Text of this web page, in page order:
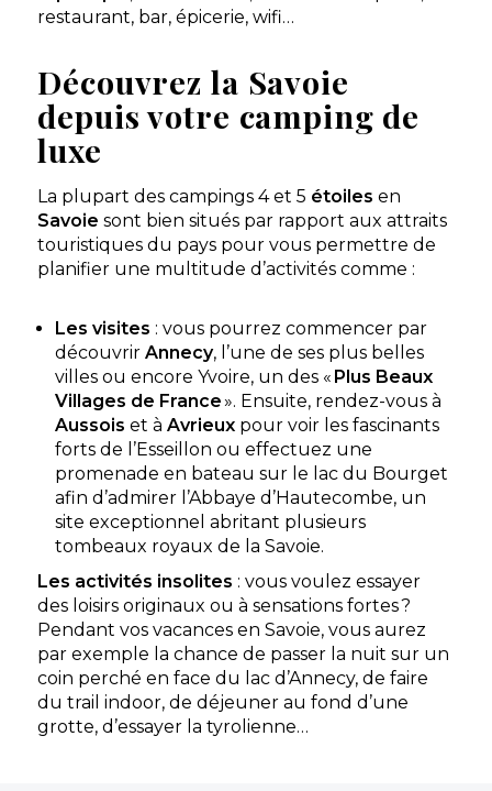
restaurant, bar, épicerie, wifi…
Découvrez la Savoie
depuis votre camping de
luxe
La plupart des campings 4 et 5 étoiles en
Savoie sont bien situés par rapport aux attraits
touristiques du pays pour vous permettre de
planifier une multitude d’activités comme :
Les visites : vous pourrez commencer par
découvrirAnnecy, l’une de ses plus belles
villes ou encore Yvoire, un des « Plus Beaux
Villages de France». Ensuite, rendez-vous à
Aussois et àAvrieux pour voir les fascinants
forts de l’Esseillon ou effectuez une
promenade en bateau sur le lac du Bourget
afin d’admirer l’Abbaye d’Hautecombe, un
site exceptionnel abritant plusieurs
tombeaux royaux de la Savoie.
Les activités insolites : vous voulez essayer
des loisirs originaux ou à sensations fortes ?
Pendant vos vacances en Savoie, vous aurez
par exemple la chance de passer la nuit sur un
coin perché en face du lac d’Annecy, de faire
du trail indoor, de déjeuner au fond d’une
grotte, d’essayer la tyrolienne…
Doussard, Haute-Savoie , Auvergne-Rhône-Alpes
Aucune information tarifaire disponible
Découvrir